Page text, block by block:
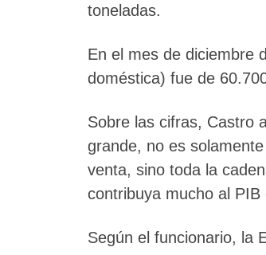
toneladas.
En el mes de diciembre
doméstica) fue de
Sobre las cifras, Castro
grande, no es
venta, sino toda la
contribuya mucho al PIB
Según el funcionario, la